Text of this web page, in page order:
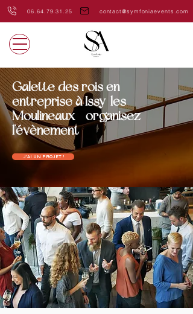
06.64.79.31.25 contact@symfoniaevents.com
Galette des rois en
entreprise à Issy-les-
Moulineaux - organisez
l'évènement
J'AI UN PROJET !